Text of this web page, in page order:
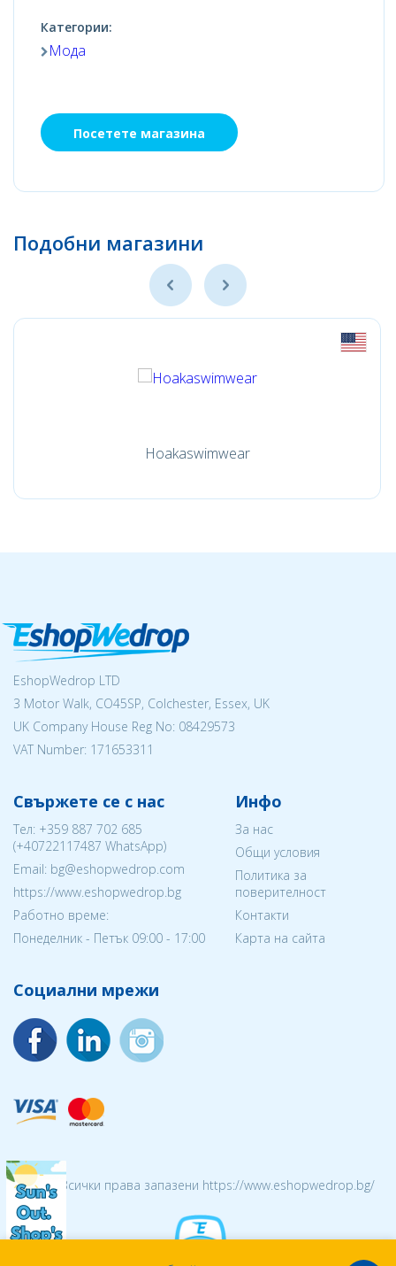
Категории:
Мода
Посетете магазина
Подобни магазини
Hoakaswimwear
EshopWedrop LTD
3 Motor Walk, CO45SP, Colchester, Essex, UK
UK Company House Reg No: 08429573
VAT Number: 171653311
Свържете се с нас
Тел: +359 887 702 685
(+40722117487 WhatsApp)
Email: bg@eshopwedrop.com
https://www.eshopwedrop.bg
Работно време:
Понеделник - Петък 09:00 - 17:00
Инфо
За нас
Общи условия
Политика за
поверителност
Контакти
Карта на сайта
Социални мрежи
© 2026 Всички права запазени https://www.eshopwedrop.bg/